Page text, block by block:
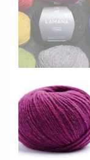
32 Fuschia
53 Bleu